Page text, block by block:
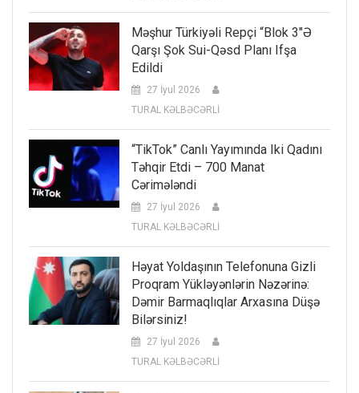
Məşhur Türkiyəli Repçi “Blok 3″ə
Qarşı Şok Sui-Qəsd Planı Ifşa
Edildi
27 İyul 2026
TURAL KƏLBƏCƏRLİ
“TikTok” Canlı Yayımında Iki Qadını
Təhqir Etdi – 700 Manat
Cərimələndi
27 İyul 2026
TURAL KƏLBƏCƏRLİ
Həyat Yoldaşının Telefonuna Gizli
Proqram Yükləyənlərin Nəzərinə:
Dəmir Barmaqlıqlar Arxasına Düşə
Bilərsiniz!
27 İyul 2026
TURAL KƏLBƏCƏRLİ